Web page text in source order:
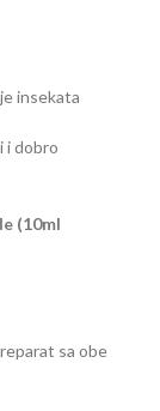
insekata
i dobro
(10ml
sa obe